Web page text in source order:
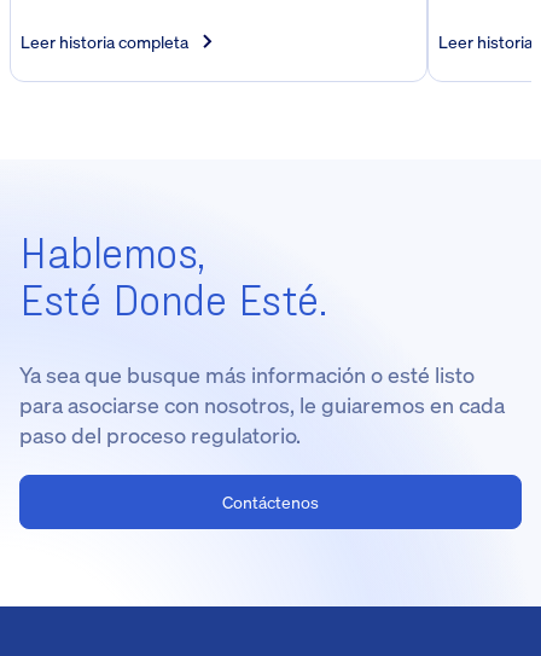
Leer historia completa Leer historia
Hablemos,
Esté Donde Esté.
Ya sea que busque más información o esté listo
para asociarse con nosotros, le guiaremos en cada
paso del proceso regulatorio.
Contáctenos